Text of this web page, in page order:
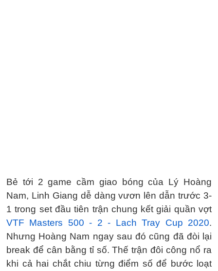
Bẻ tới 2 game cầm giao bóng của Lý Hoàng
Nam, Linh Giang dễ dàng vươn lên dẫn trước 3-
1 trong set đầu tiên trận chung kết giải quần vợt
VTF Masters 500 - 2 - Lach Tray Cup 2020.
Nhưng Hoàng Nam ngay sau đó cũng đã đòi lại
break để cân bằng tỉ số. Thế trận đôi công nổ ra
khi cả hai chắt chiu từng điểm số để bước loạt